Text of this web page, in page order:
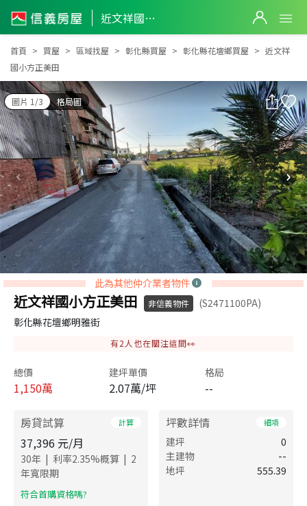
近文祥國小方正美田
近文祥國小方正美田
首頁 買屋 區域找屋 彰化縣買屋 彰化縣花壇鄉買屋
近文祥
國小方正美田
圖片 1/3 格局圖
此為其他仲介業者物件
近文祥國小方正美田 非信義物件
(S2471100PA)
彰化縣花壇鄉明雅街
有2 人也在關注這間👀
總價
1,150萬
建坪單價
2.07萬/坪
格局
--
房貸試算 計算
37,396 元/月
30年 | 利率2.35%概算 | 2
年寬限期
​符合首購資格嗎?
坪數詳情 細項
建坪
0
主建物
--
地坪
555.39